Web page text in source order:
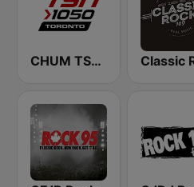
CHUM TSN 1050 AM